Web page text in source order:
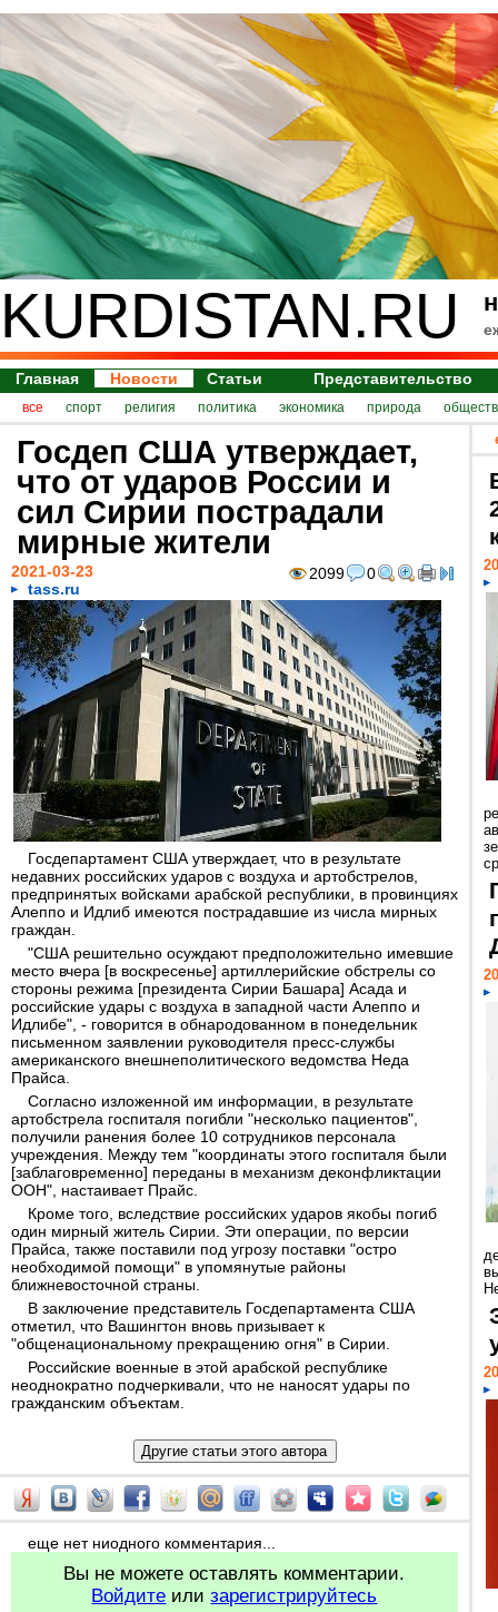
KURDISTAN.RU
Главная Новости Статьи Представительство
все спорт религия политика экономика природа
Госдеп США утверждает,
что от ударов России и
сил Сирии пострадали
мирные жители
2099 0
2021-03-23
tass.ru
Госдепартамент США утверждает, что в результате
недавних российских ударов с воздуха и артобстрелов,
предпринятых войсками арабской республики, в провинциях
Алеппо и Идлиб имеются пострадавшие из числа мирных
граждан.
"США решительно осуждают предположительно имевшие
место вчера [в воскресенье] артиллерийские обстрелы со
стороны режима [президента Сирии Башара] Асада и
российские удары с воздуха в западной части Алеппо и
Идлибе", - говорится в обнародованном в понедельник
письменном заявлении руководителя пресс-службы
американского внешнеполитического ведомства Неда
Прайса.
Согласно изложенной им информации, в результате
артобстрела госпиталя погибли "несколько пациентов",
получили ранения более 10 сотрудников персонала
учреждения. Между тем "координаты этого госпиталя были
[заблаговременно] переданы в механизм деконфликтации
ООН", настаивает Прайс.
Кроме того, вследствие российских ударов якобы погиб
один мирный житель Сирии. Эти операции, по версии
Прайса, также поставили под угрозу поставки "остро
необходимой помощи" в упомянутые районы
ближневосточной страны.
В заключение представитель Госдепартамента США
отметил, что Вашингтон вновь призывает к
"общенациональному прекращению огня" в Сирии.
Российские военные в этой арабской республике
неоднократно подчеркивали, что не наносят удары по
гражданским объектам.
еще нет ниодного комментария...
Вы не можете оставлять комментарии.
Войдите илизарегистрируйтесь